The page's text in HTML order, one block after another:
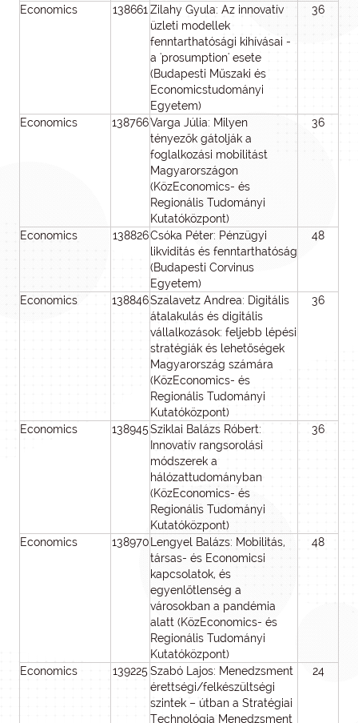
Economics 138661 Zilahy Gyula: Az innovatív
üzleti modellek
fenntarthatósági kihívásai -
a 'prosumption' esete
(Budapesti Műszaki és
Economicstudományi
Egyetem)
36
Economics 138766Varga Júlia: Milyen
tényezők gátolják a
foglalkozási mobilitást
Magyarországon
(KözEconomics- és
Regionális Tudományi
Kutatóközpont)
36
Economics 138826Csóka Péter: Pénzügyi
likviditás és fenntarthatóság
(Budapesti Corvinus
Egyetem)
48
Economics 138846Szalavetz Andrea: Digitális
átalakulás és digitális
vállalkozások: feljebb lépési
stratégiák és lehetőségek
Magyarország számára
(KözEconomics- és
Regionális Tudományi
Kutatóközpont)
36
Economics 138945Sziklai Balázs Róbert:
Innovatív rangsorolási
módszerek a
hálózattudományban
(KözEconomics- és
Regionális Tudományi
Kutatóközpont)
36
Economics 138970
Lengyel Balázs: Mobilitás,
társas- és Economicsi
kapcsolatok, és
egyenlőtlenség a
városokban a pandémia
alatt (KözEconomics- és
Regionális Tudományi
Kutatóközpont)
48
Economics 139225Szabó Lajos: Menedzsment
érettségi/felkészültségi
szintek – útban a Stratégiai
Technológia Menedzsment
24